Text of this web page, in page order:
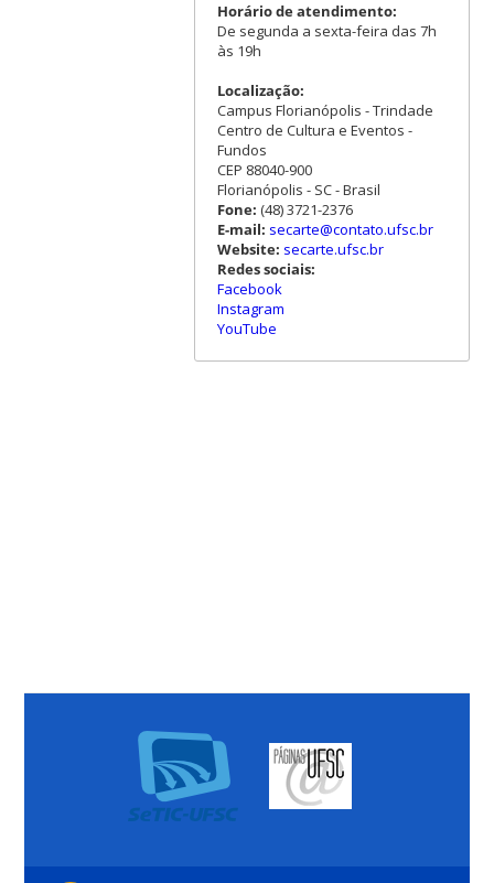
Horário de atendimento:
De segunda a sexta-feira das 7h
às 19h
Localização:
Campus Florianópolis - Trindade
Centro de Cultura e Eventos -
Fundos
CEP 88040-900
Florianópolis - SC - Brasil
Fone: (48) 3721-2376
E-mail: secarte@contato.ufsc.br
Website: secarte.ufsc.br
Redes sociais:
Facebook
Instagram
YouTube